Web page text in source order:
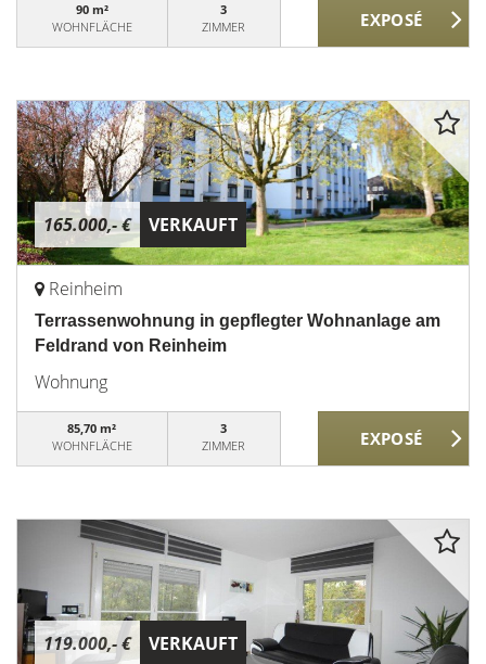
90 m²
WOHNFLÄCHE
3
ZIMMER
165.000,- € VERKAUFT
Reinheim
Terrassenwohnung in gepflegter Wohnanlage am
Feldrand von Reinheim
Wohnung
85,70 m²
WOHNFLÄCHE
3
ZIMMER
119.000,- € VERKAUFT